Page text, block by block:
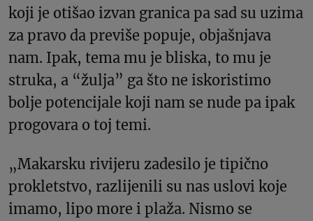
koji je otišao izvan granica pa sad su uzima
za pravo da previše popuje, objašnjava
nam. Ipak, tema mu je bliska, to mu je
struka, a “žulja” ga što ne iskoristimo
bolje potencijale koji nam se nude pa ipak
progovara o toj temi.
„Makarsku rivijeru zadesilo je tipično
prokletstvo, razlijenili su nas uslovi koje
imamo, lipo more i plaža. Nismo se